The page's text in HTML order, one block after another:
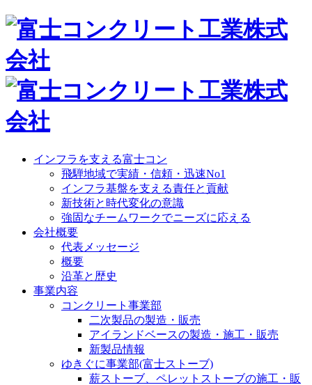
インフラを支える富士コン
飛騨地域で実績・信頼・迅速No1
インフラ基盤を支える責任と貢献
新技術と時代変化の意識
強固なチームワークでニーズに応える
会社概要
代表メッセージ
概要
沿革と歴史
事業内容
コンクリート事業部
二次製品の製造・販売
アイランドベースの製造・施工・販売
新製品情報
ゆきぐに事業部(富士ストーブ)
薪ストーブ、ペレットストーブの施工・販